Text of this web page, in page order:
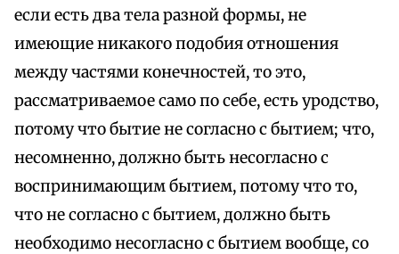
если есть два тела разной формы, не
имеющие никакого подобия отношения
между частями конечностей, то это,
рассматриваемое само по себе, есть уродство,
потому что бытие не согласно с бытием; что,
несомненно, должно быть несогласно с
воспринимающим бытием, потому что то,
что не согласно с бытием, должно быть
необходимо несогласно с бытием вообще, со